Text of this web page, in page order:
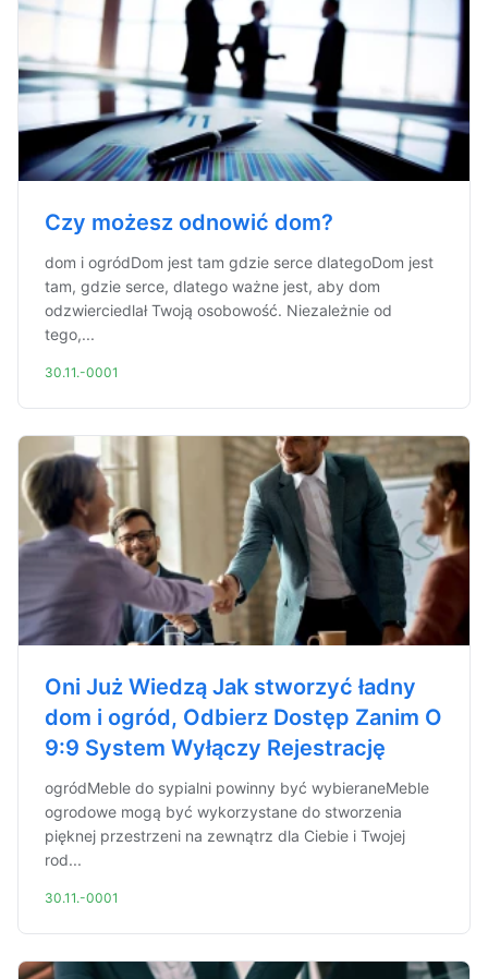
Czy możesz odnowić dom?
dom i ogródDom jest tam gdzie serce dlategoDom jest
tam, gdzie serce, dlatego ważne jest, aby dom
odzwierciedlał Twoją osobowość. Niezależnie od
tego,...
30.11.-0001
Oni Już Wiedzą Jak stworzyć ładny
dom i ogród, Odbierz Dostęp Zanim O
9:9 System Wyłączy Rejestrację
ogródMeble do sypialni powinny być wybieraneMeble
ogrodowe mogą być wykorzystane do stworzenia
pięknej przestrzeni na zewnątrz dla Ciebie i Twojej
rod...
30.11.-0001